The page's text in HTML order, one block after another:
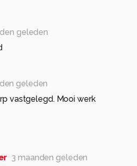
geleden
geleden
vastgelegd. Mooi werk
3 maanden geleden